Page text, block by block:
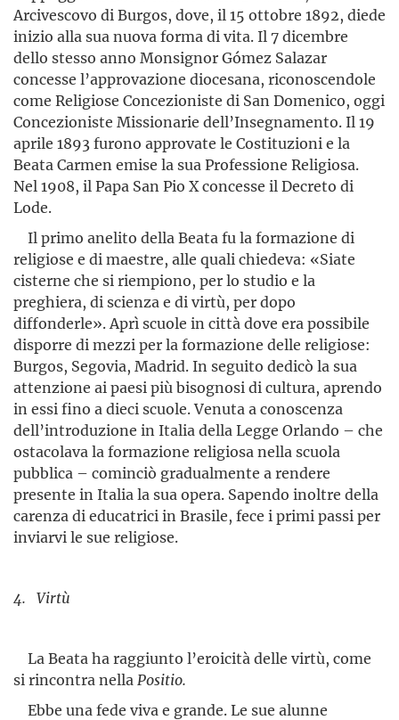
Arcivescovo di Burgos, dove, il 15 ottobre 1892, diede
inizio alla sua nuova forma di vita. Il 7 dicembre
dello stesso anno Monsignor Gómez Salazar
concesse l’ap­provazione diocesana, riconoscendole
come Religiose Concezioniste di San Domenico, oggi
Concezioniste Missionarie dell’Insegna­men­to. Il 19
aprile 1893 furono approvate le Costituzioni e la
Beata Carmen emise la sua Professione Religiosa.
Nel 1908, il Papa San Pio X concesse il Decreto di
Lode.
Il primo anelito della Beata fu la formazione di
religiose e di maestre, alle quali chiedeva: «Siate
cisterne che si riempiono, per lo studio e la
preghiera, di scienza e di virtù, per dopo
diffonderle». Aprì scuole in città dove era possibile
disporre di mezzi per la formazione delle religiose:
Burgos, Segovia, Madrid. In seguito dedicò la sua
attenzione ai paesi più bisognosi di cultura, aprendo
in essi fino a dieci scuole. Venuta a conoscenza
dell’introduzione in Italia della Legge Orlando – che
ostacolava la formazione religiosa nella scuola
pubblica – cominciò gradualmente a rendere
presente in Italia la sua opera. Sapendo inoltre della
carenza di educatrici in Brasile, fece i primi passi per
inviarvi le sue religiose.
4. Virtù
La Beata ha raggiunto l’eroicità delle virtù, come
si rincontra nella Positio.
Ebbe una fede viva e grande. Le sue alunne